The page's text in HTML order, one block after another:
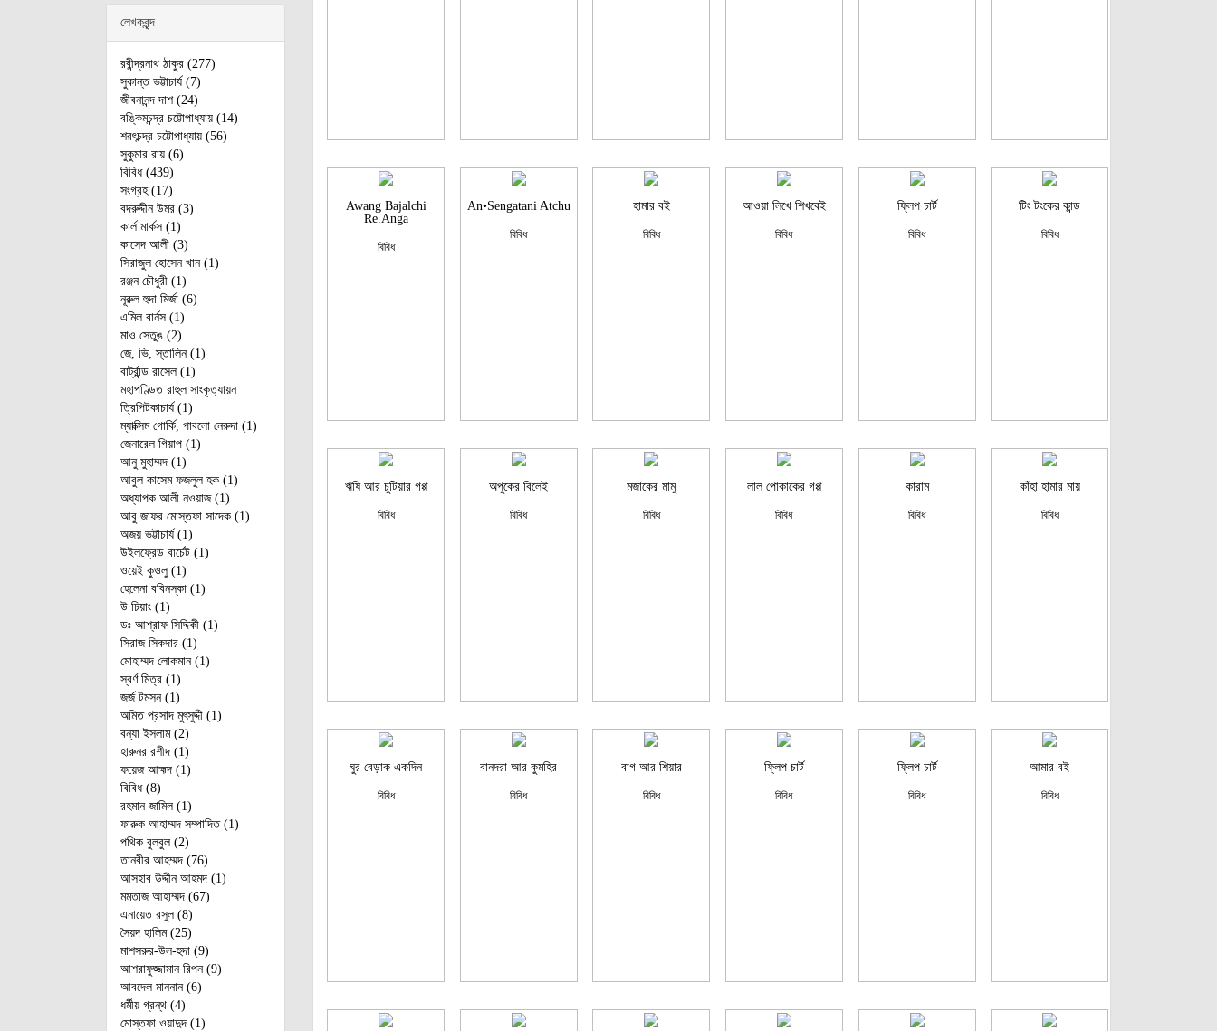
লেখকবৃন্দ
রবীন্দ্রনাথ ঠাকুর (277)
সুকান্ত ভট্টাচার্য (7)
জীবনানন্দ দাশ (24)
বঙ্কিমচন্দ্র চট্টোপাধ্যায় (14)
শরৎচন্দ্র চট্টোপাধ্যায় (56)
সুকুমার রায় (6)
বিবিধ (439)
সংগ্রহ (17)
বদরুদ্দীন উমর (3)
কার্ল মার্কস (1)
কাসেদ আলী (3)
সিরাজুল হোসেন খান (1)
রঞ্জন চৌধুরী (1)
নূরুল হুদা মির্জা (6)
এমিল বার্নস (1)
মাও সেতুঙ (2)
জে, ভি, স্তালিন (1)
বার্ট্রান্ড রাসেল (1)
মহাপণ্ডিত রাহুল সাংকৃত্যায়ন
ত্রিপিটকাচার্য (1)
ম্যাক্সিম গোর্কি, পাবলো নেরুদা (1)
জেনারেল গিয়াপ (1)
আনু মুহাম্মদ (1)
আবুল কাসেম ফজলুল হক (1)
অধ্যাপক আলী নওয়াজ (1)
আবু জাফর মোস্তফা সাদেক (1)
অজয় ভট্টাচার্য (1)
উইলফ্রেড বার্চেট (1)
ওয়েই কুওলু (1)
হেলেনা ববিনস্কা (1)
উ চিয়াং (1)
ডঃ আশ্‌রাফ সিদ্দিকী (1)
সিরাজ সিকদার (1)
মোহাম্মদ লোকমান (1)
স্বর্ণ মিত্র (1)
জর্জ টমসন (1)
অমিত প্রসাদ মুৎসুদ্দী (1)
বন্যা ইসলাম (2)
হারুনর রশীদ (1)
ফয়েজ আহ্মদ (1)
বিবিধ (8)
রহমান জামিল (1)
ফারুক আহাম্মদ সম্পাদিত (1)
পথিক বুলবুল (2)
তানবীর আহম্মদ (76)
আসহাব উদ্দীন আহমদ (1)
মমতাজ আহাম্মদ (67)
এনায়েত রসুল (8)
সৈয়দ হালিম (25)
মাশসরুর-উল-হুদা (9)
আশরাফুজ্জামান রিপন (9)
আবদেল মাননান (6)
ধর্মীয় গ্রন্থ (4)
মোস্তফা ওয়াদুদ (1)
Awang Bajalchi
Re.Anga
বিবিধ
An•Sengatani Atchu
বিবিধ
হামার বই
বিবিধ
আওয়া লিখে শিখবেই
বিবিধ
ফ্লিপ চার্ট
বিবিধ
টিং টংকের কান্ড
বিবিধ
ঋষি আর চুটিয়ার গপ্প
বিবিধ
অপুকের বিলেই
বিবিধ
মজাকের মামু
বিবিধ
লাল পোকাকের গপ্প
বিবিধ
কারাম
বিবিধ
কাঁহা হামার মায়
বিবিধ
ঘুর বেড়াক একদিন
বিবিধ
বানদরা আর কুমহির
বিবিধ
বাগ আর শিয়ার
বিবিধ
ফ্লিপ চার্ট
বিবিধ
ফ্লিপ চার্ট
বিবিধ
আমার বই
বিবিধ